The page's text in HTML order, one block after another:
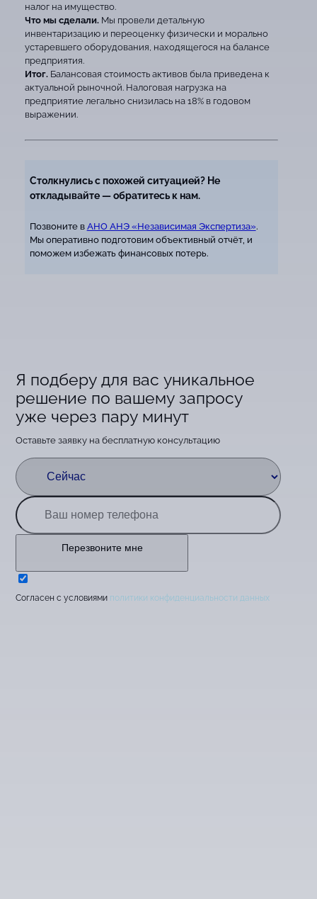
налог на имущество.
Что мы сделали.Мы провели детальную
инвентаризацию и переоценку физически и морально
устаревшего оборудования, находящегося на балансе
предприятия.
Итог.Балансовая стоимость активов была приведена к
актуальной рыночной. Налоговая нагрузка на
предприятие легально снизилась на 18% в годовом
выражении.
Столкнулись с похожей ситуацией? Не
откладывайте — обратитесь к нам.
Позвоните в АНО АНЭ «Независимая Экспертиза».
Мы оперативно подготовим объективный отчёт, и
поможем избежать финансовых потерь.
Я подберу для вас уникальное
решение по вашему запросу
уже через пару минут
Оставьте заявку на бесплатную консультацию
Перезвоните мне
Cогласен с условиями политики конфиденциальности данных